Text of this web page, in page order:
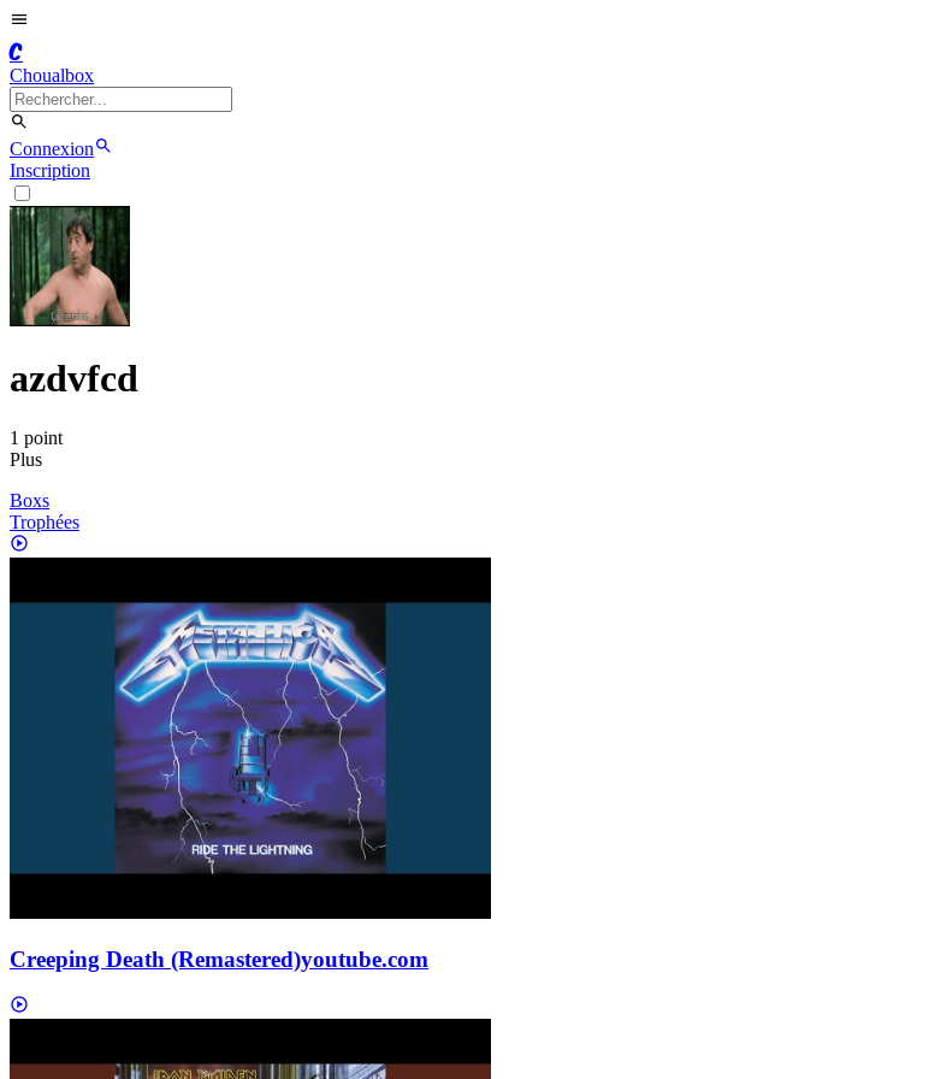
C
Choualbox
Connexion
Inscription
azdvfcd
1 point
Plus
Boxs
Trophées
Creeping Death (Remastered)youtube.com